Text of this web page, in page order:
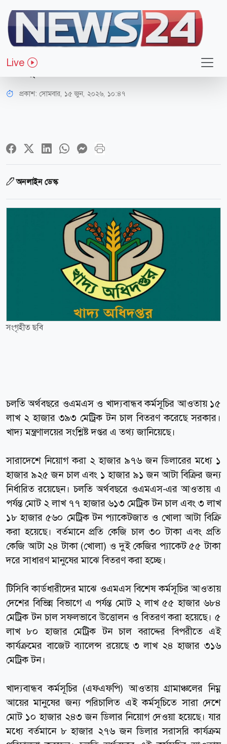
Live
জাতীয়
চলতি অর্থবছরে ওএমএস-খাদ্যবান্ধব
কর্মসূচিতে ১৫ লাখ টন চাল বিতরণ
প্রকাশ: সোমবার, ১৫ জুন, ২০২৬, ১০:৪৭
অনলাইন ডেস্ক
সংগৃহীত ছবি
চলতি অর্থবছরে ওএমএস ও খাদ্যবান্ধব কর্মসূচির আওতায় ১৫
লাখ ২ হাজার ৩৯৩ মেট্রিক টন চাল বিতরণ করেছে সরকার।
খাদ্য মন্ত্রণালয়ের সংশ্লিষ্ট দপ্তর এ তথ্য জানিয়েছে।
সারাদেশে নিয়োগ করা ২ হাজার ৯৭৬ জন ডিলারের মধ্যে ১
হাজার ৯২৫ জন চাল এবং ১ হাজার ৯১ জন আটা বিক্রির জন্য
নির্ধারিত রয়েছেন। চলতি অর্থবছরে ওএমএস-এর আওতায় এ
পর্যন্ত মোট ২ লাখ ৭৭ হাজার ৬১৩ মেট্রিক টন চাল এবং ৩ লাখ
১৮ হাজার ৫৬০ মেট্রিক টন প্যাকেটজাত ও খোলা আটা বিক্রি
করা হয়েছে। বর্তমানে প্রতি কেজি চাল ৩০ টাকা এবং প্রতি
কেজি আটা ২৪ টাকা (খোলা) ও দুই কেজির প্যাকেট ৫৫ টাকা
দরে সাধারণ মানুষের মাঝে বিতরণ করা হচ্ছে।
টিসিবি কার্ডধারীদের মাঝে ওএমএস বিশেষ কর্মসূচির আওতায়
দেশের বিভিন্ন বিভাগে এ পর্যন্ত মোট ২ লাখ ৫৫ হাজার ৬৮৪
মেট্রিক টন চাল সফলভাবে উত্তোলন ও বিতরণ করা হয়েছে। ৫
লাখ ৮০ হাজার মেট্রিক টন চাল বরাদ্দের বিপরীতে এই
কার্যক্রমের বাজেট ব্যালেন্স রয়েছে ৩ লাখ ২৪ হাজার ৩১৬
মেট্রিক টন।
খাদ্যবান্ধব কর্মসূচির (এফএফপি) আওতায় গ্রামাঞ্চলের নিম্ন
আয়ের মানুষের জন্য পরিচালিত এই কর্মসূচিতে সারা দেশে
মোট ১০ হাজার ২৪৩ জন ডিলার নিয়োগ দেওয়া হয়েছে। যার
মধ্যে বর্তমানে ৮ হাজার ২৭৬ জন ডিলার সরাসরি কার্যক্রম